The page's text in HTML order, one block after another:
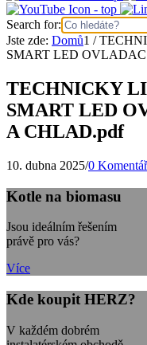
Search for:
Jste zde: Domů1 /
SMART LED
TECHNICKY
SMART LED
A CHLAD.pdf
10. dubna 2025/0
Kotle na biomasu
Jsou ideálním řešením
právě pro vás?
Více
Kde koupit HERZ?
V každém dobrém